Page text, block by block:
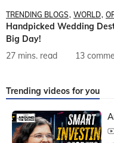
TRENDING BLOGS WORLD
Handpicked Wedding
Big Day!
27 mins. read
13
Trending videos for you